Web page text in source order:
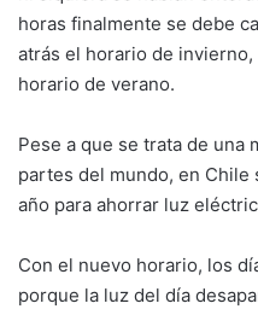
horas finalmente se debe
atrás el horario de
horario de verano.
Pese a que se trata de una
partes del mundo, en Chile
año para ahorrar luz
Con el nuevo horario, los
porque la luz del día